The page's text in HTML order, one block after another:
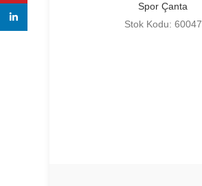
Spor Çanta
Stok Kodu: 60047